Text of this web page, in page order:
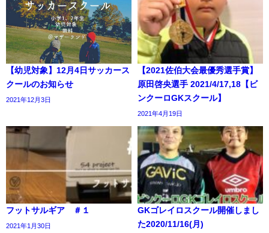
【幼児対象】12月4日サッカース
クールのお知らせ
2021年12月3日
【2021佐伯大会最優秀選手賞】
原田啓央選手 2021/4/17,18【ビ
ンクーロGKスクール】
2021年4月19日
フットサルギア ＃１
2021年1月30日
GKゴレイロスクール開催しまし
た2020/11/16(月)